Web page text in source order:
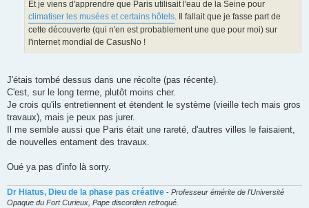
Et je viens d'apprendre que Paris utilisait l'eau de la Seine pour
climatiser les musées et certains hôtels. Il fallait que je fasse part de
cette découverte (qui n'en est probablement une que pour moi) sur
l'internet mondial de CasusNo !
J'étais tombé dessus dans une récolte (pas récente).
C'est, sur le long terme, plutôt moins cher.
Je crois qu'ils entretiennent et étendent le système (vieille tech mais gros
travaux), mais je peux pas jurer.
Il me semble aussi que Paris était une rareté, d'autres villes le faisaient,
de nouvelles entament des travaux.
Oué ya pas d'info là sorry.
Dr Hiatus, Dieu de la phase pas créative - Professeur émérite de l'Université
Opaque du Fort Curieux, Pape discordien refroqué.